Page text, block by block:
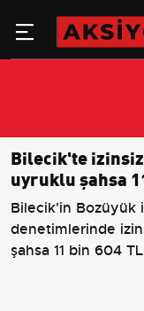
Bilecik'te izinsiz
uyruklu şahsa
Bilecik'in Bozüyük
denetimlerinde
şahsa 11 bin 604